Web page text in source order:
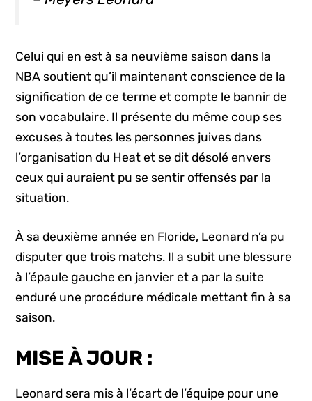
Celui qui en est à sa neuvième saison dans la
NBA soutient qu’il maintenant conscience de la
signification de ce terme et compte le bannir de
son vocabulaire. Il présente du même coup ses
excuses à toutes les personnes juives dans
l’organisation du Heat et se dit désolé envers
ceux qui auraient pu se sentir offensés par la
situation.
À sa deuxième année en Floride, Leonard n’a pu
disputer que trois matchs. Il a subit une blessure
à l’épaule gauche en janvier et a par la suite
enduré une procédure médicale mettant fin à sa
saison.
MISE À JOUR :
Leonard sera mis à l’écart de l’équipe pour une